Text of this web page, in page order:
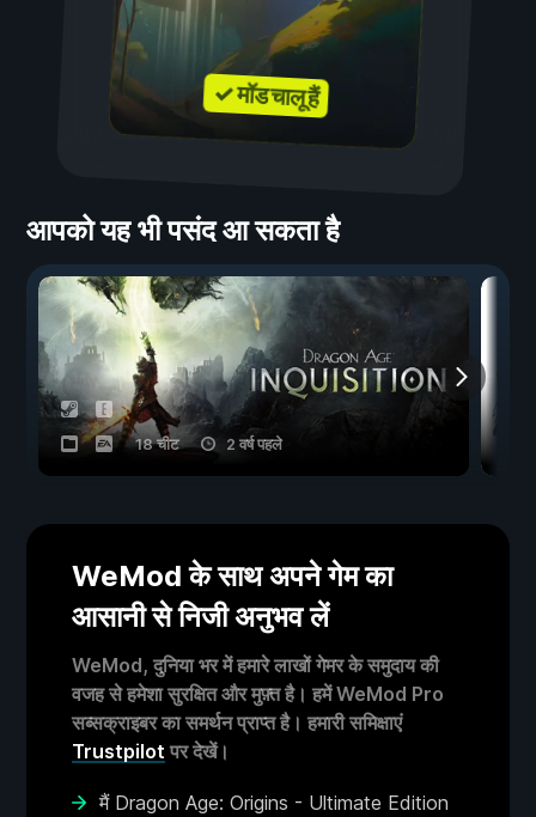
✓ मॉड चालू हैं
आपको यह भी पसंद आ सकता है
18 चीट 2 वर्ष पहले
WeMod के साथ अपने गेम का
आसानी से निजी अनुभव लें
WeMod, दुनिया भर में हमारे लाखों गेमर के समुदाय की
वजह से हमेशा सुरक्षित और मुफ़्त है। हमें WeMod Pro
सब्सक्राइबर का समर्थन प्राप्त है। हमारी समिक्षाएं
Trustpilot पर देखें।
मैं Dragon Age: Origins - Ultimate Edition